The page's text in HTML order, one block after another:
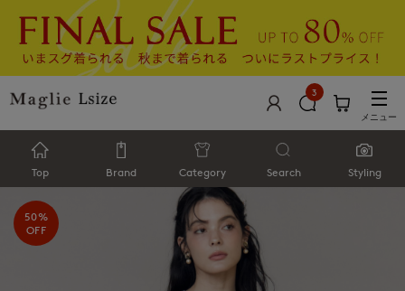
3
メニュー
Top Brand Category Search Styling
50%
OFF